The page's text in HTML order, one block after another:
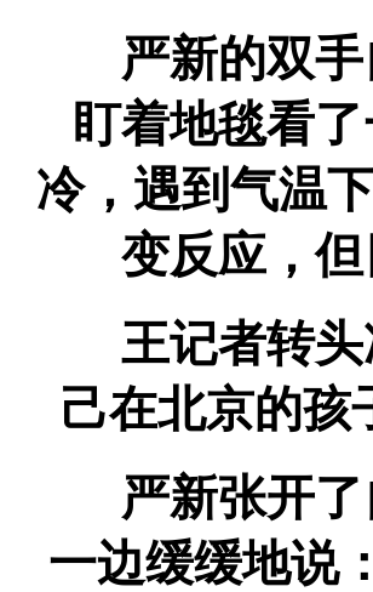
严新的双手
盯着地毯看
冷，遇到气温
变反应，
王记者转头
己在北京的孩
严新张开了
一边缓缓地说